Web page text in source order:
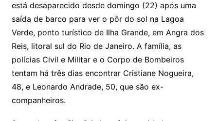
está desaparecido desde domingo (22) após uma
saída de barco para ver o pôr do sol na Lagoa
Verde, ponto turístico de Ilha Grande, em Angra dos
Reis, litoral sul do Rio de Janeiro. A família, as
polícias Civil e Militar e o Corpo de Bombeiros
tentam há três dias encontrar Cristiane Nogueira,
48, e Leonardo Andrade, 50, que são ex-
companheiros.